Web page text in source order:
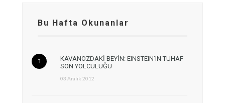
Bu Hafta Okunanlar
KAVANOZDAKİ BEYİN: EINSTEIN’IN TUHAF
SON YOLCULUĞU
03 Aralık 2012